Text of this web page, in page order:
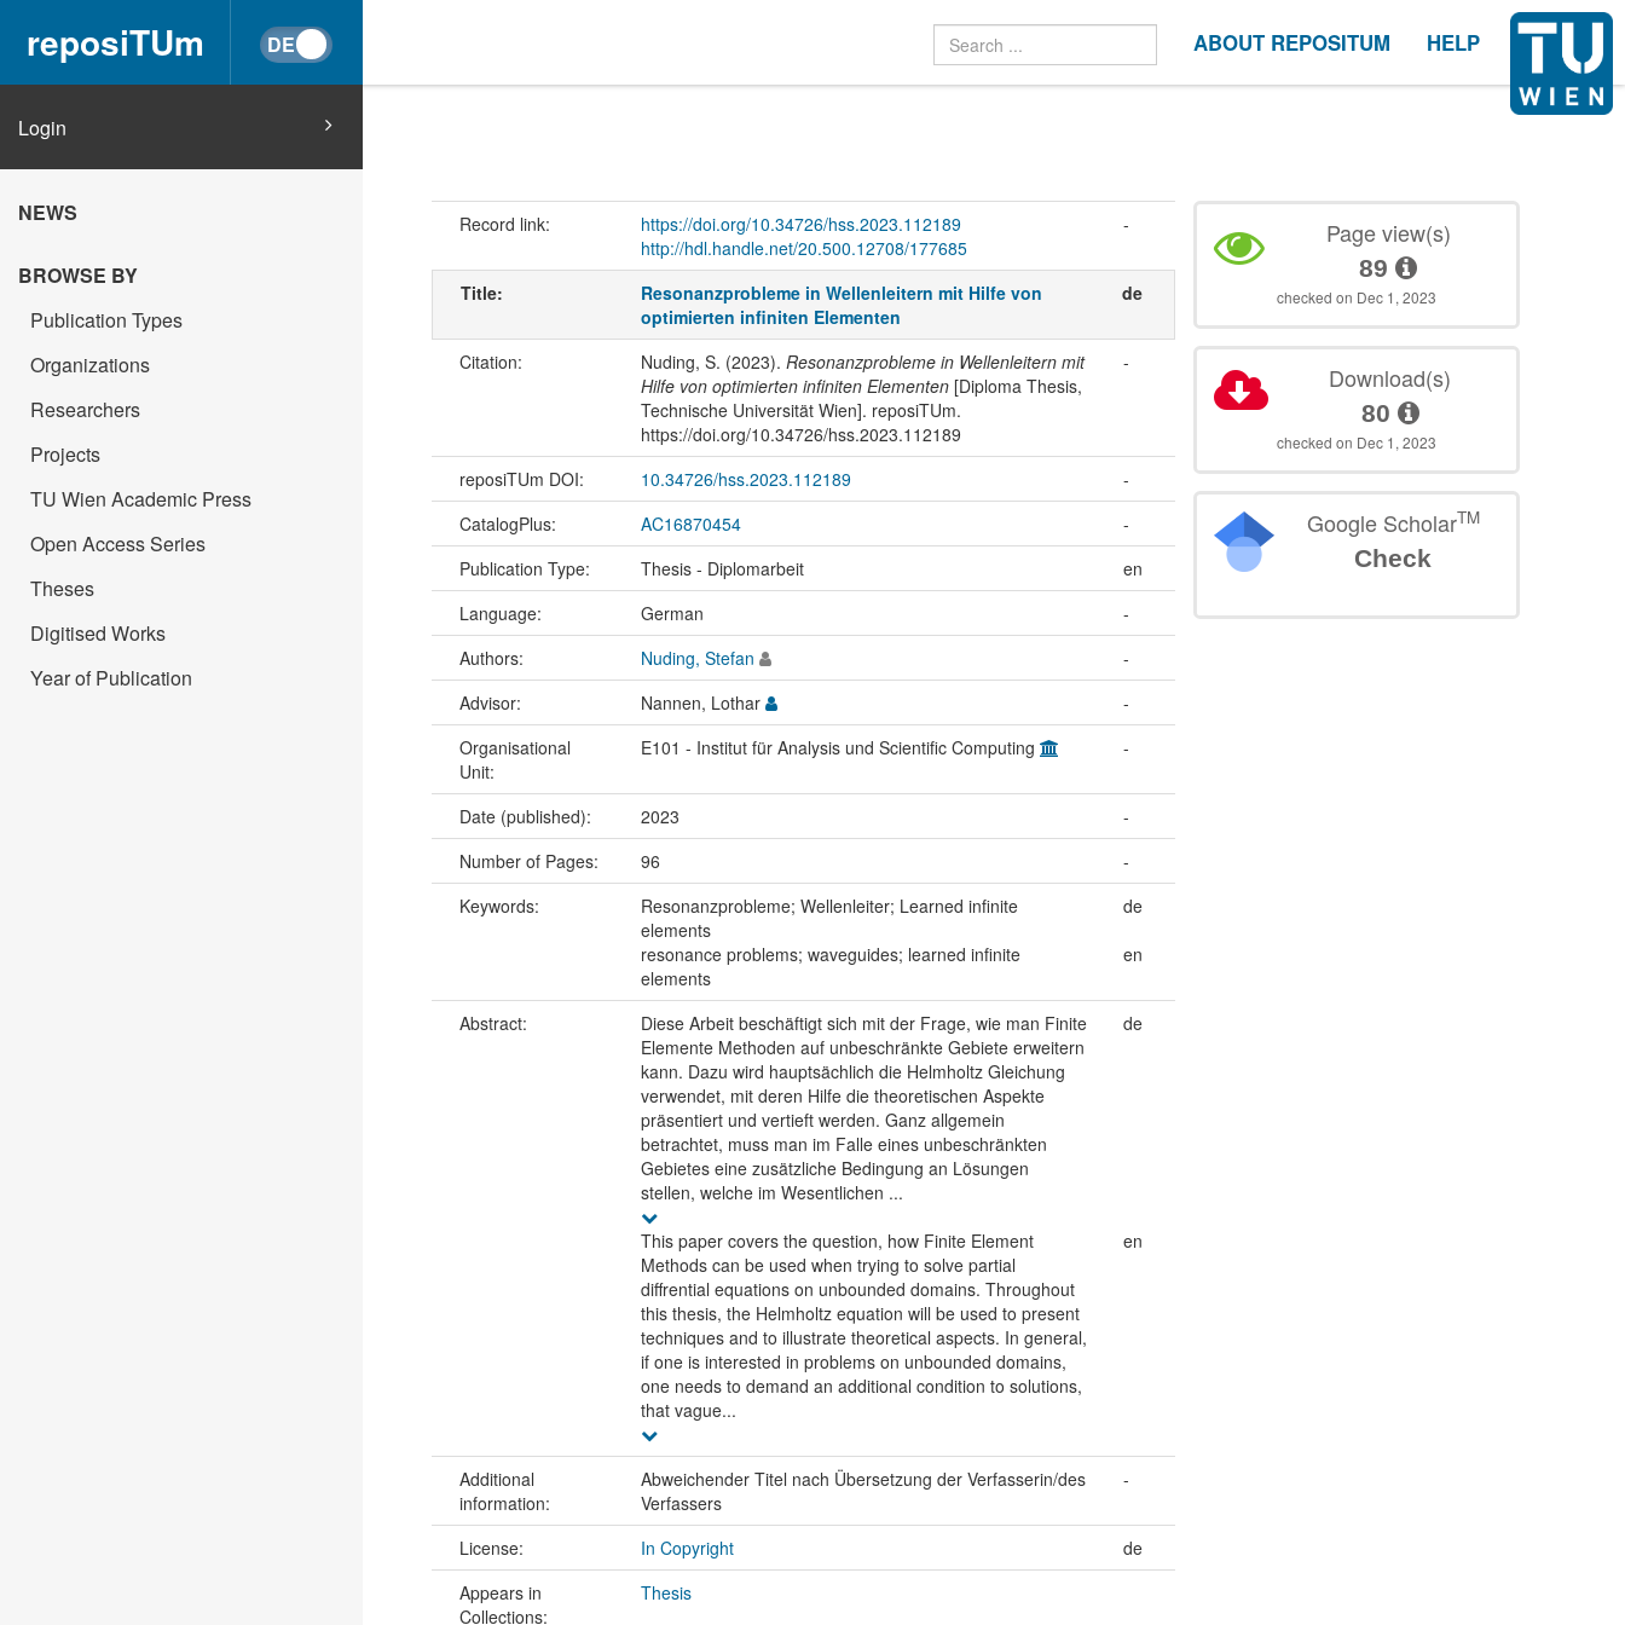
reposiTUm ABOUT REPOSITUM HELP
Login
NEWS
BROWSE BY
Publication Types
Organizations
Researchers
Projects
TU Wien Academic Press
Open Access Series
Theses
Digitised Works
Year of Publication
Record link:
https://doi.org/10.34726/hss.2023.112189
http://hdl.handle.net/20.500.12708/177685
-
Title:
Resonanzprobleme in Wellenleitern mit Hilfe von
optimierten infiniten Elementen
de
Citation: Nuding, S. (2023). Resonanzprobleme in Wellenleitern mit
Hilfe von optimierten infiniten Elementen[Diploma Thesis,
Technische Universität Wien]. reposiTUm.
https://doi.org/10.34726/hss.2023.112189
-
reposiTUm DOI: 10.34726/hss.2023.112189
-
CatalogPlus:
AC16870454
-
Publication Type:
Thesis - Diplomarbeit
en
Language:
German
-
Authors:
Nuding, Stefan
-
Advisor:
Nannen, Lothar
-
Organisational
Unit:
E101 - Institut für Analysis und Scientific Computing -
Date (published): 2023
-
Number of Pages:
96
-
Keywords:
Resonanzprobleme; Wellenleiter; Learned infinite
elements
de
resonance problems; waveguides; learned infinite
elements
en
Abstract:
Diese Arbeit beschäftigt sich mit der Frage, wie man Finite
Elemente Methoden auf unbeschränkte Gebiete erweitern
kann. Dazu wird hauptsächlich die Helmholtz Gleichung
verwendet, mit deren Hilfe die theoretischen Aspekte
präsentiert und vertieft werden. Ganz allgemein
betrachtet, muss man im Falle eines unbeschränkten
Gebietes eine zusätzliche Bedingung an Lösungen
stellen, welche im Wesentlichen ...
de
This paper covers the question, how Finite Element
Methods can be used when trying to solve partial
diffrential equations on unbounded domains. Throughout
this thesis, the Helmholtz equation will be used to present
techniques and to illustrate theoretical aspects. In general,
if one is interested in problems on unbounded domains,
one needs to demand an additional condition to solutions,
that vague...
en
Additional
information:
Abweichender Titel nach Übersetzung der Verfasserin/des
Verfassers
-
License: In Copyright
de
Appears in
Collections:
Thesis
Page view(s)
89
checked on Dec 1, 2023
Download(s)
80
checked on Dec 1, 2023
Google ScholarTM
Check